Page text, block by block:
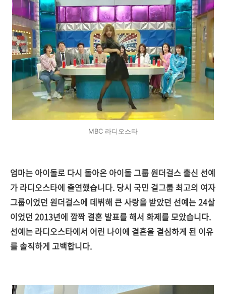
MBC 라디오스타
엄마는 아이돌로 다시 돌아온 아이돌 그룹 원더걸스 출신 선예
가 라디오스타에 출연했습니다. 당시 국민 걸그룹 최고의 여자
그룹이었던 원더걸스에 데뷔해 큰 사랑을 받았던 선예는 24살
이었던 2013년에 깜짝 결혼 발표를 해서 화제를 모았습니다.
선예는 라디오스타에서 어린 나이에 결혼을 결심하게 된 이유
를 솔직하게 고백합니다.